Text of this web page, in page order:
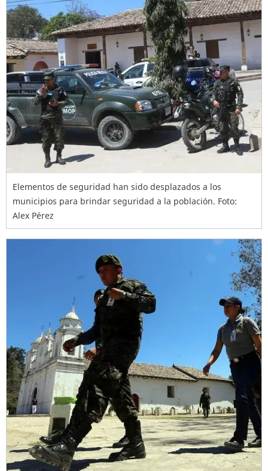
Elementos de seguridad han sido desplazados a los
municipios para brindar seguridad a la población. Foto:
Alex Pérez